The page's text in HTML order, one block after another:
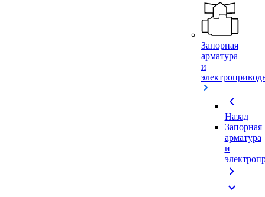
Запорная
арматура
и
chevron_left
Назад
Запорная
арматура
и
chevron_right
expand_more